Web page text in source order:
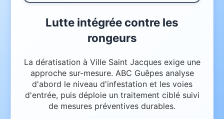
Lutte intégrée contre les
rongeurs
La dératisation à Ville Saint Jacques exige une
approche sur-mesure. ABC Guêpes analyse
d'abord le niveau d'infestation et les voies
d'entrée, puis déploie un traitement ciblé suivi
de mesures préventives durables.